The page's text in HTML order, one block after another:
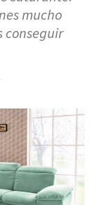
mucho
conseguir